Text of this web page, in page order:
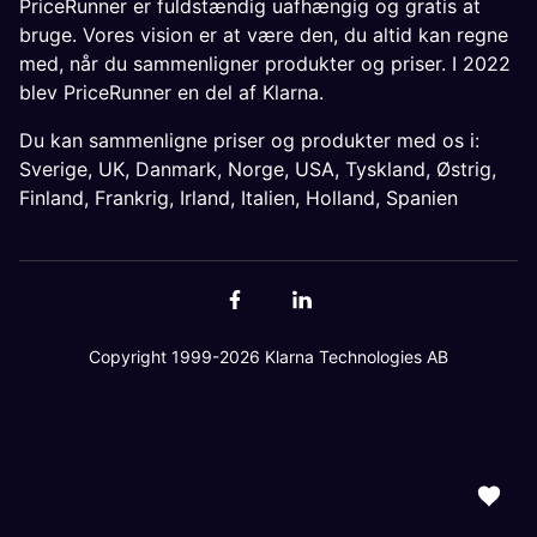
PriceRunner er fuldstændig uafhængig og gratis at
bruge. Vores vision er at være den, du altid kan regne
med, når du sammenligner produkter og priser. I 2022
blev PriceRunner en del af Klarna.
Du kan sammenligne priser og produkter med os i:
Sverige, UK, Danmark, Norge, USA, Tyskland, Østrig,
Finland, Frankrig, Irland, Italien, Holland, Spanien
Copyright 1999-2026 Klarna Technologies AB